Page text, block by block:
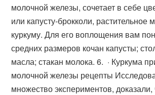
молочной железы, сочетает в себе
или капусту-брокколи, растительное
куркуму. Для его воплощения вам
средних размеров кочан капусты;
масла; стакан молока. 6. · Куркума
молочной железы рецепты
множество экспериментов, доказали,